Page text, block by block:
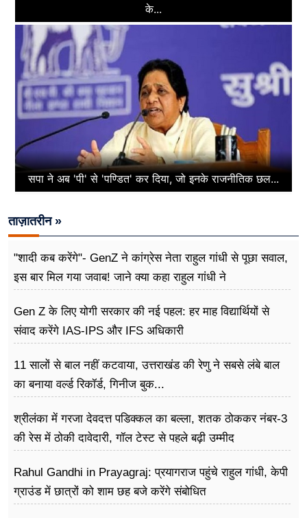
के...
सपा ने अब 'पी' से 'पण्डित' कर दिया, जो इनके राजनीतिक छल...
ताज़ातरीन »
"शादी कब करेंगे"- GenZ ने कांग्रेस नेता राहुल गांधी से पूछा सवाल,
इस बार मिल गया जवाब! जाने क्या कहा राहुल गांधी ने
Gen Z के लिए योगी सरकार की नई पहल: हर माह विद्यार्थियों से
संवाद करेंगे IAS-IPS और IFS अधिकारी
11 सालों से बाल नहीं कटवाया, उत्तराखंड की रेणु ने सबसे लंबे बाल
का बनाया वर्ल्ड रिकॉर्ड, गिनीज बुक...
श्रीलंका में गरजा देवदत्त पडिक्कल का बल्ला, शतक ठोककर नंबर-3
की रेस में ठोकी दावेदारी, गॉल टेस्ट से पहले बढ़ी उम्मीद
Rahul Gandhi in Prayagraj: प्रयागराज पहुंचे राहुल गांधी, केपी
ग्राउंड में छात्रों को शाम छह बजे करेंगे संबोधित